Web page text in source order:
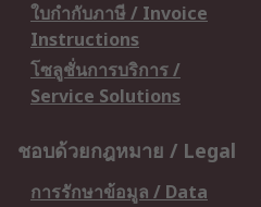
ใบกำกับภาษี / Invoice
Instructions
โซลูชั่นการบริการ /
Service Solutions
ชอบด้วยกฎหมาย / Legal
การรักษาข้อมูล / Data